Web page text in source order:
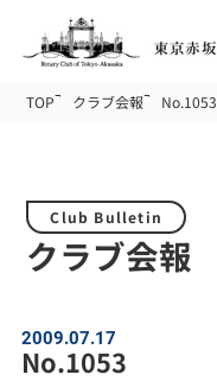
TOP クラブ会報 No.1053
Club Bulletin
クラブ会報
2009.07.17
No.1053